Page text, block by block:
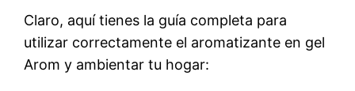
Claro, aquí tienes la guía completa para
utilizar correctamente el aromatizante en gel
Arom y ambientar tu hogar: